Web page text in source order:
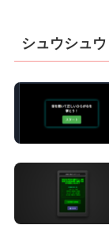
シュウシュ